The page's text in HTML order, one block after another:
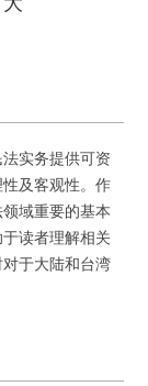
实务提供可资
及客观性。作
域重要的基本
读者理解相关
于大陆和台湾